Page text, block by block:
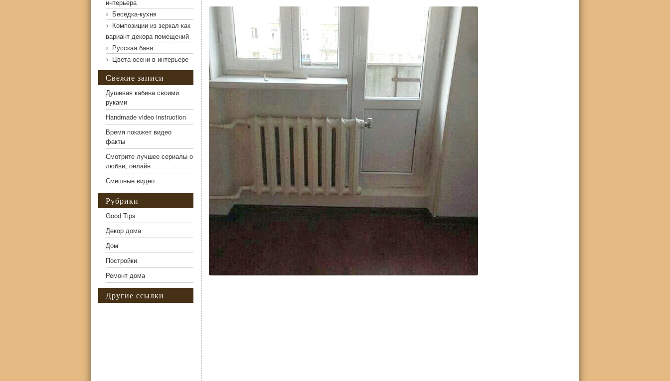
Неправильная установка
интерьера
Беседка-кухня
Композиции из зеркал как
вариант декора помещений
Русская баня
Цвета осени в интерьере
Свежие записи
Душевая кабина своими
руками
Handmade video instruction
Время покажет видео
факты
Смотрите лучшее сериалы о
любви, онлайн
Смешные видео
Рубрики
Good Tips
Декор дома
Дом
Постройки
Ремонт дома
Другие ссылки